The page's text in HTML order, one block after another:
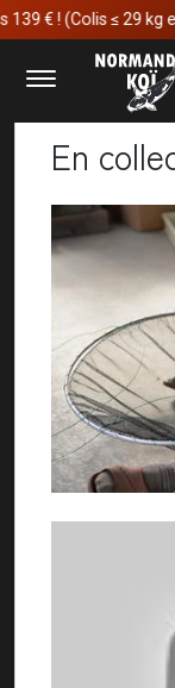
≤ 29 kg en GLS
Accueil Nos
En